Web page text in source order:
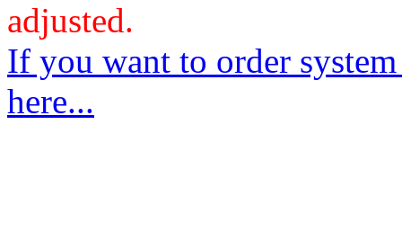
adjusted.
If you want to order
here...